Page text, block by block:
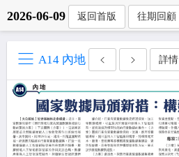
2026-06-09 返回首版 往期回顧
A14 內地 詳情